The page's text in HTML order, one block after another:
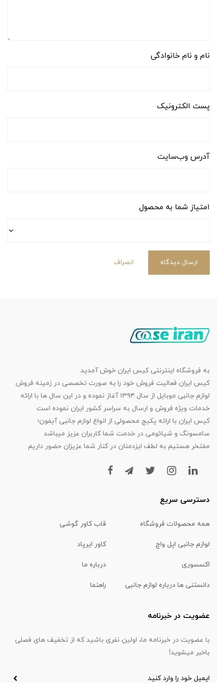
نام و نام خانوادگی
پست الکترونیک
آدرس وب‌سایت
امتیاز شما به محصول
ارسال دیدگاه انصراف
به فروشگاه اینترنتی کیس ایران خوش آمدید
کیس ایران فعالیت فروش خود را به صورت تخصصی در زمینه فروش
لوازم جانبی موبایل از سال ۱۳۹۴ آغاز نموده و در این سال ها با ارائه
خدمات ویژه فروش و ارسال به سراسر کشور ایران نموده است
کیس ایران با ارائه پکیج محصولی از انواع لوازم جانبی آیفون؛
سامسونگ و شیائومی در خدمت شما کاربران عزیز میباشد
مفتخر هستیم به لطف ایزدمنان در کنار شما عزیزان حضور داریم
دسترسی سریع
همه محصولات فروشگاه قاب کاور گوشی
لوازم جانبی اپل واچ کاور ایرپاد
اکسسوری درباره ما
دانستنی ها درباره لوازم جانبی راهنما
عضویت در خبرنامه
با عضویت در خبرنامه ما، اولین نفری باشید که از تخفیف های فصلی
باخبر میشوید!